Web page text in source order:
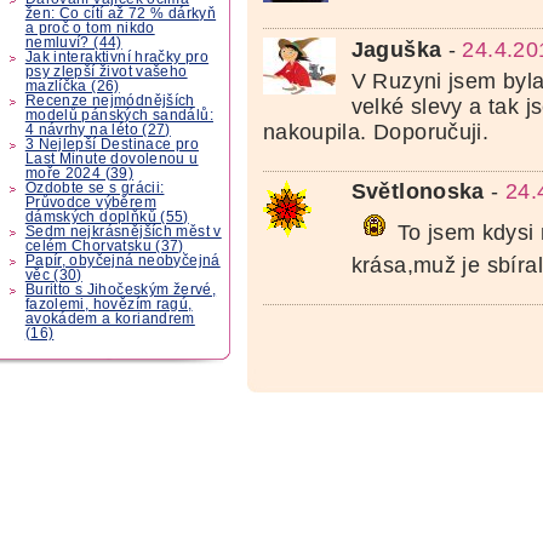
žen: Co cítí až 72 % dárkyň
a proč o tom nikdo
nemluví? (44)
Jak interaktivní hračky pro
psy zlepší život vašeho
mazlíčka (26)
Recenze nejmódnějších
modelů pánských sandálů:
4 návrhy na léto (27)
3 Nejlepší Destinace pro
Last Minute dovolenou u
moře 2024 (39)
Ozdobte se s grácii:
Průvodce výběrem
dámských doplňků (55)
Sedm nejkrásnějších měst v
celém Chorvatsku (37)
Papír, obyčejná neobyčejná
věc (30)
Buritto s Jihočeským žervé,
fazolemi, hovězím ragú,
avokádem a koriandrem
(16)
Jaguška -
V Ruzyni jsem
velké slevy a tak
nakoupila. Doporučuji.
Světlonoska -
To jsem kdysi
krása,muž je